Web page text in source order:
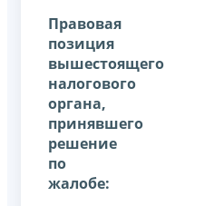
Правовая
позиция
вышестоящего
налогового
органа,
принявшего
решение
по
жалобе: